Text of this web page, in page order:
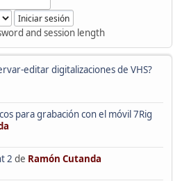
and session length
editar digitalizaciones de VHS?
para grabación con el móvil 7Rig
2 de Ramón Cutanda